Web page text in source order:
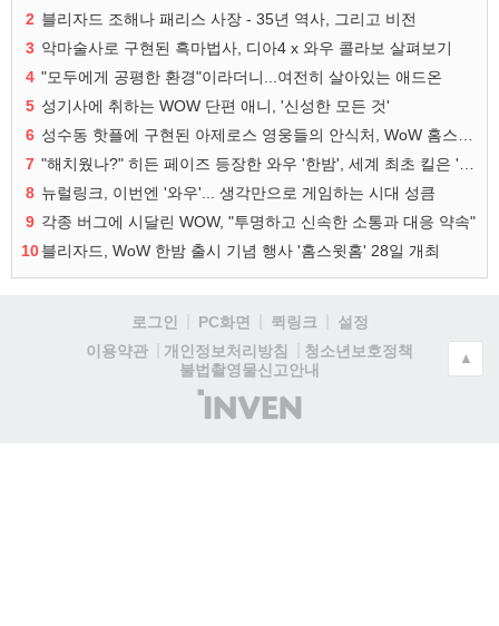
2 블리자드 조해나 패리스 사장 - 35년 역사, 그리고 비전
3 악마술사로 구현된 흑마법사, 디아4 x 와우 콜라보 살펴보기
4 "모두에게 공평한 환경"이라더니...여전히 살아있는 애드온
5 성기사에 취하는 WOW 단편 애니, '신성한 모든 것'
6
7
8 뉴럴링크, 이번엔 '와우'... 생각만으로 게임하는 시대 성큼
9 각종 버그에 시달린 WOW, "투명하고 신속한 소통과 대응 약속"
10블리자드, WoW 한밤 출시 기념 행사 '홈스윗홈' 28일 개최
로그인 PC화면 퀵링크
설정
이용약관
개인정보처리방침
청소년보호정책
불법촬영물신고안내
(주)
인
▲